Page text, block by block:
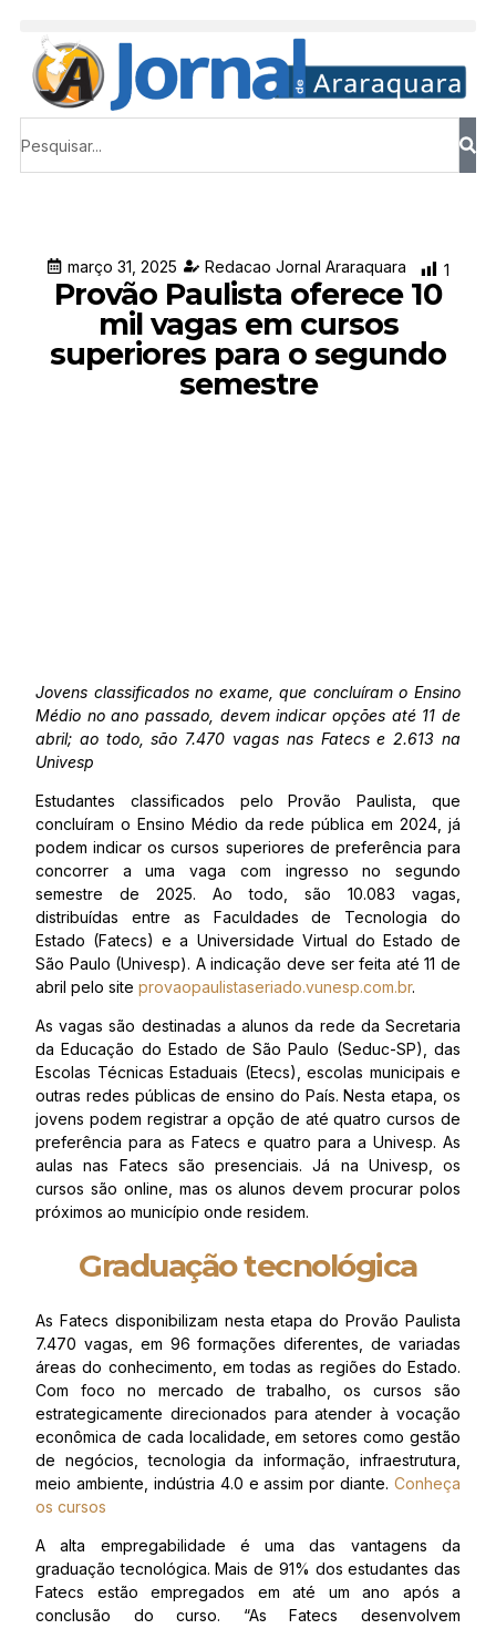
março 31, 2025 Redacao Jornal Araraquara 1
Provão Paulista oferece 10
mil vagas em cursos
superiores para o segundo
semestre
Jovens classificados no exame, que concluíram o Ensino
Médio no ano passado, devem indicar opções até 11 de
abril; ao todo, são 7.470 vagas nas Fatecs e 2.613 na
Univesp
Estudantes classificados pelo Provão Paulista, que
concluíram o Ensino Médio da rede pública em 2024, já
podem indicar os cursos superiores de preferência para
concorrer a uma vaga com ingresso no segundo
semestre de 2025. Ao todo, são 10.083 vagas,
distribuídas entre as Faculdades de Tecnologia do
Estado (Fatecs) e a Universidade Virtual do Estado de
São Paulo (Univesp). A indicação deve ser feita até 11 de
abril pelo site provaopaulistaseriado.vunesp.com.br.
As vagas são destinadas a alunos da rede da Secretaria
da Educação do Estado de São Paulo (Seduc-SP), das
Escolas Técnicas Estaduais (Etecs), escolas municipais e
outras redes públicas de ensino do País. Nesta etapa, os
jovens podem registrar a opção de até quatro cursos de
preferência para as Fatecs e quatro para a Univesp. As
aulas nas Fatecs são presenciais. Já na Univesp, os
cursos são online, mas os alunos devem procurar polos
próximos ao município onde residem.
Graduação tecnológica
As Fatecs disponibilizam nesta etapa do Provão Paulista
7.470 vagas, em 96 formações diferentes, de variadas
áreas do conhecimento, em todas as regiões do Estado.
Com foco no mercado de trabalho, os cursos são
estrategicamente direcionados para atender à vocação
econômica de cada localidade, em setores como gestão
de negócios, tecnologia da informação, infraestrutura,
meio ambiente, indústria 4.0 e assim por diante. Conheça
os cursos
A alta empregabilidade é uma das vantagens da
graduação tecnológica. Mais de 91% dos estudantes das
Fatecs estão empregados em até um ano após a
conclusão do curso. “As Fatecs desenvolvem